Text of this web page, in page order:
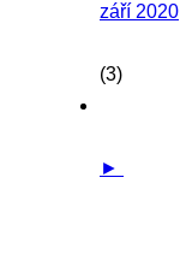
září 2020
(3)
►